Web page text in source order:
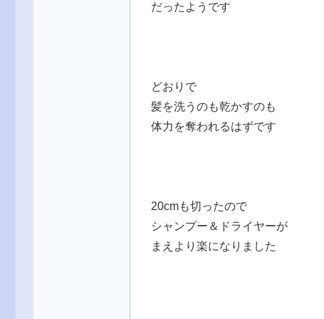
だったようです
どおりで
髪を洗うのも乾かすのも
体力を奪われるはずです
20cmも切ったので
シャンプー＆ドライヤーが
まえより楽になりました